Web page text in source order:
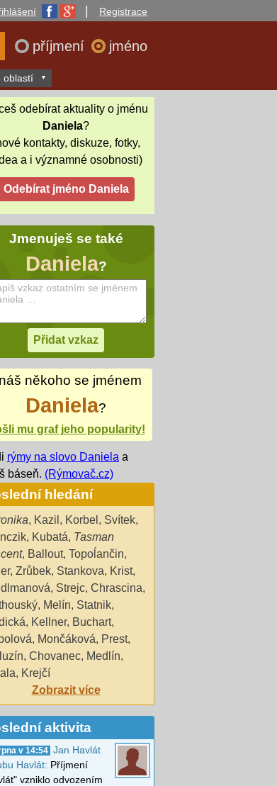
Registrace
příjmení jméno
oblastí
odebírat aktuality o jménu
Daniela?
kontakty, diskuze, fotky,
a i významné osobnosti)
Jmenuješ se také
Daniela?
někoho se jménem
Daniela?
mu graf jeho popularity!
rýmy na slovo Daniela a
báseň. (Rýmovač.cz)
hledání
, Kazil , Korbel , Svítek,
, Kubatá, Tasman
, Ballout, Topoĺančin,
, Zrůbek, Stankova, Krist,
, Strejc, Chrascina,
, Melín, Statnik,
, Kellner, Buchart,
, Mončáková, Prest,
, Chovanec, Medlín,
, Krejčí
Zobrazit více
aktivita
v 14:54 Jan Havlát
Havlát: Příjmení
vzniklo odvozením